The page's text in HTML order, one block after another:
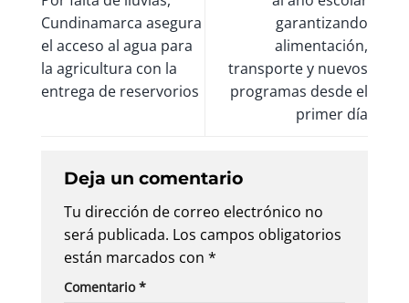
Cundinamarca asegura
el acceso al agua para
la agricultura con la
entrega de reservorios
garantizando
alimentación,
transporte y nuevos
programas desde el
primer día
Deja un comentario
Tu dirección de correo electrónico no
será publicada. Los campos obligatorios
están marcados con *
Comentario*